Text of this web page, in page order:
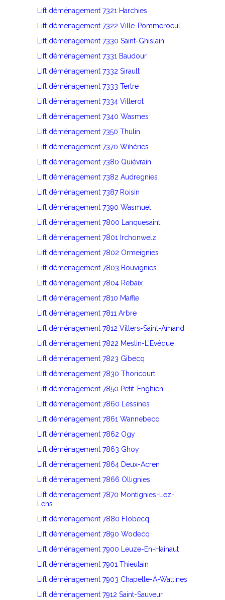
Lift déménagement 7321 Harchies
Lift déménagement 7322 Ville-Pommeroeul
Lift déménagement 7330 Saint-Ghislain
Lift déménagement 7331 Baudour
Lift déménagement 7332 Sirault
Lift déménagement 7333 Tertre
Lift déménagement 7334 Villerot
Lift déménagement 7340 Wasmes
Lift déménagement 7350 Thulin
Lift déménagement 7370 Wihéries
Lift déménagement 7380 Quiévrain
Lift déménagement 7382 Audregnies
Lift déménagement 7387 Roisin
Lift déménagement 7390 Wasmuel
Lift déménagement 7800 Lanquesaint
Lift déménagement 7801 Irchonwelz
Lift déménagement 7802 Ormeignies
Lift déménagement 7803 Bouvignies
Lift déménagement 7804 Rebaix
Lift déménagement 7810 Maffle
Lift déménagement 7811 Arbre
Lift déménagement 7812 Villers-Saint-Amand
Lift déménagement 7822 Meslin-L'Evêque
Lift déménagement 7823 Gibecq
Lift déménagement 7830 Thoricourt
Lift déménagement 7850 Petit-Enghien
Lift déménagement 7860 Lessines
Lift déménagement 7861 Wannebecq
Lift déménagement 7862 Ogy
Lift déménagement 7863 Ghoy
Lift déménagement 7864 Deux-Acren
Lift déménagement 7866 Ollignies
Lift déménagement 7870 Montignies-Lez-
Lens
Lift déménagement 7880 Flobecq
Lift déménagement 7890 Wodecq
Lift déménagement 7900 Leuze-En-Hainaut
Lift déménagement 7901 Thieulain
Lift déménagement 7903 Chapelle-À-Wattines
Lift déménagement 7912 Saint-Sauveur